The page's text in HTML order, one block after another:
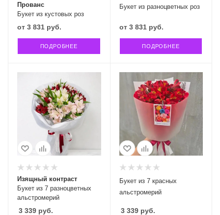
Букет из кустовых роз
Прованс
от 3 831 руб.
ПОДРОБНЕЕ
Букет из разноцветных роз
от 3 831 руб.
ПОДРОБНЕЕ
Букет из 7 разноцветных
альстромерий
Изящный контраст
3 339 руб.
Букет из 7 красных
альстромерий
3 339руб.